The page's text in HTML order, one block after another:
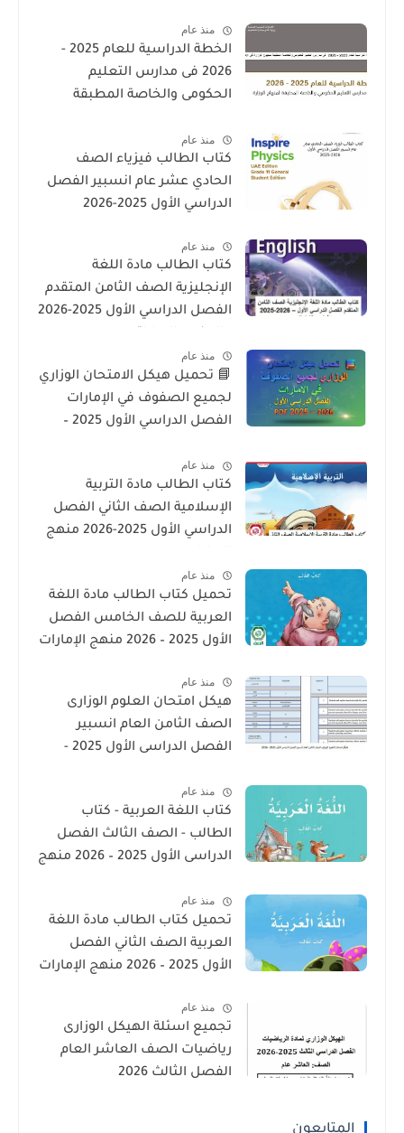
منذ عام
الخطة الدراسية للعام 2025 -
2026 فى مدارس التعليم
الحكومى والخاصة المطبقة
منذ عام
كتاب الطالب فيزياء الصف
الحادي عشر عام انسبير الفصل
الدراسي الأول 2025-2026
منذ عام
كتاب الطالب مادة اللغة
الإنجليزية الصف الثامن المتقدم
الفصل الدراسي الأول 2025-2026
منذ عام
📘 تحميل هيكل الامتحان الوزاري
لجميع الصفوف في الإمارات
الفصل الدراسي الأول 2025 –
منذ عام
كتاب الطالب مادة التربية
الإسلامية الصف الثاني الفصل
الدراسي الأول 2025-2026 منهج
منذ عام
تحميل كتاب الطالب مادة اللغة
العربية للصف الخامس الفصل
الأول 2025 – 2026 منهج الإمارات
منذ عام
هيكل امتحان العلوم الوزارى
الصف الثامن العام انسبير
الفصل الدراسى الأول 2025 -
منذ عام
كتاب اللغة العربية - كتاب
الطالب - الصف الثالث الفصل
الدراسى الأول 2025 – 2026 منهج
منذ عام
تحميل كتاب الطالب مادة اللغة
العربية الصف الثاني الفصل
الأول 2025 – 2026 منهج الإمارات
منذ عام
تجميع اسئلة الهيكل الوزارى
رياضيات الصف العاشر العام
الفصل الثالث 2026